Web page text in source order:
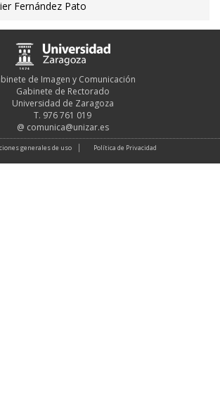
Fernández Pato
de Imagen y Comunicación
Gabinete de Rectorado
Universidad de Zaragoza
T. 976 761 019
@ comunica@unizar.es
generales de uso Política de Privacidad